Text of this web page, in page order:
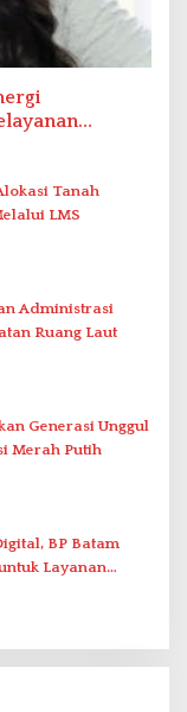
Tanah
LMS
Administrasi
Ruang Laut
Generasi Unggul
Merah Putih
BP Batam
Layanan